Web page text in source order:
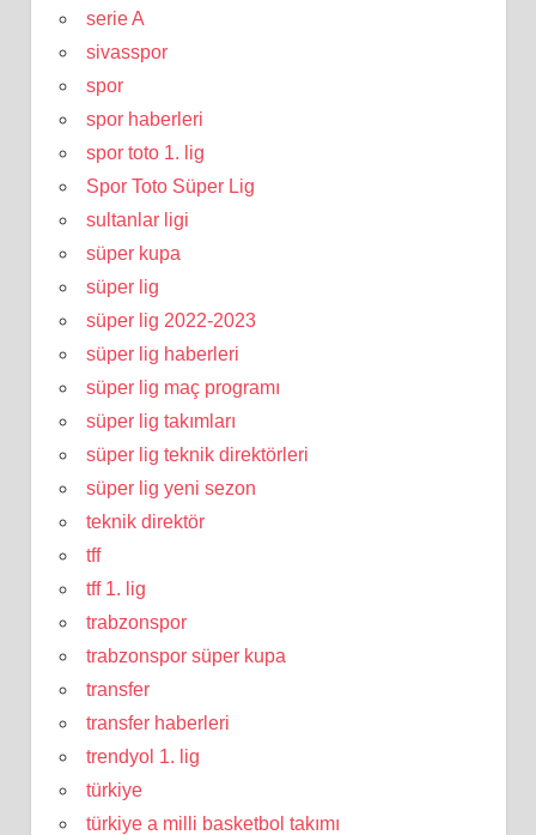
serie A
sivasspor
spor
spor haberleri
spor toto 1. lig
Spor Toto Süper Lig
sultanlar ligi
süper kupa
süper lig
süper lig 2022-2023
süper lig haberleri
süper lig maç programı
süper lig takımları
süper lig teknik direktörleri
süper lig yeni sezon
teknik direktör
tff
tff 1. lig
trabzonspor
trabzonspor süper kupa
transfer
transfer haberleri
trendyol 1. lig
türkiye
türkiye a milli basketbol takımı